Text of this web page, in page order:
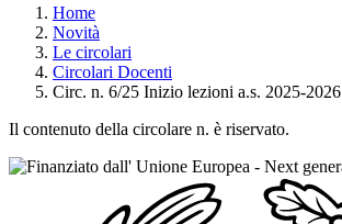
Home
Novità
Le circolari
Circolari Docenti
Circ. n. 6/25 Inizio lezioni a.s. 2025-2026
Il contenuto della circolare n. è riservato.